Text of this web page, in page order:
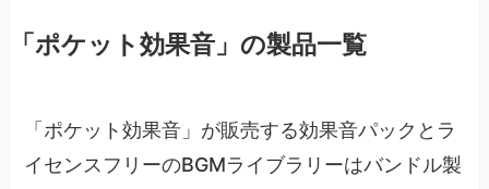
「ポケット効果音」の製品一覧
「ポケット効果音」が販売する効果音パックとラ
イセンスフリーのBGMライブラリーはバンドル製